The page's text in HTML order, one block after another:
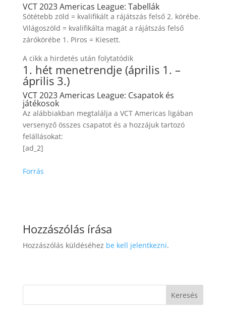
VCT 2023 Americas League: Tabellák
Sötétebb zöld = kvalifikált a rájátszás felső 2. körébe.
Világoszöld = kvalifikálta magát a rájátszás felső
zárókörébe 1. Piros = Kiesett.
A cikk a hirdetés után folytatódik
1. hét menetrendje (április 1. –
április 3.)
VCT 2023 Americas League: Csapatok és
játékosok
Az alábbiakban megtalálja a VCT Americas ligában
versenyző összes csapatot és a hozzájuk tartozó
felállásokat:
[ad_2]
Forrás
Hozzászólás írása
Hozzászólás küldéséhez be kell jelentkezni.
Keresés